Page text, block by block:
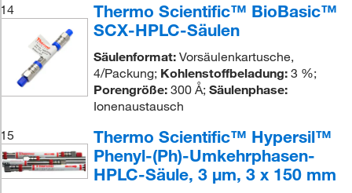
14
Thermo Scientific™ BioBasic™
SCX-HPLC-Säulen
Säulenformat:Vorsäulenkartusche,
4/Packung; Kohlenstoffbeladung:3 %;
Porengröße:300 Å; Säulenphase:
Ionenaustausch
15
Thermo Scientific™ Hypersil™
Phenyl-(Ph)-Umkehrphasen-
HPLC-Säule, 3 μm, 3 x 150 mm